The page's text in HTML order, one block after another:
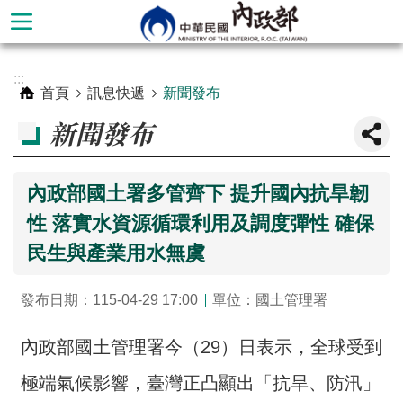
跳到主要內容區塊
階
本
部
:::
首頁
訊息快遞 新聞發布
新聞發布
內政部國土署多管齊下 提升國內抗旱韌
性 落實水資源循環利用及調度彈性 確保
民生與產業用水無虞
發布日期：115-04-29 17:00 單位：國土管理署
內政部國土管理署今（29）日表示，全球受到
極端氣候影響，臺灣正凸顯出「抗旱、防汛」